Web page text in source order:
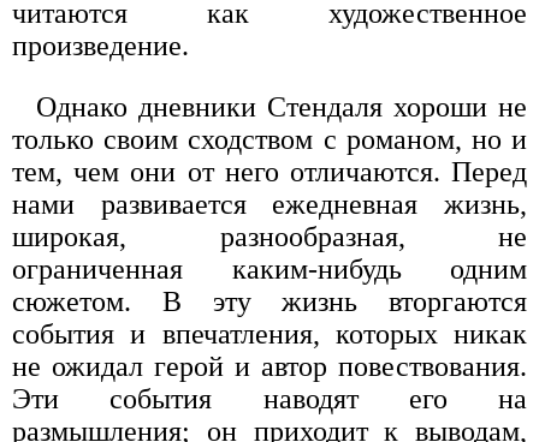
читаются как художественное
произведение.
Однако дневники Стендаля хороши не
только своим сходством с романом, но и
тем, чем они от него отличаются. Перед
нами развивается ежедневная жизнь,
широкая, разнообразная, не
ограниченная каким-нибудь одним
сюжетом. В эту жизнь вторгаются
события и впечатления, которых никак
не ожидал герой и автор повествования.
Эти события наводят его на
размышления; он приходит к выводам,